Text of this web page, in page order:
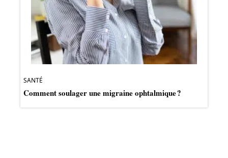
SANTÉ
Comment soulager une migraine ophtalmique ?